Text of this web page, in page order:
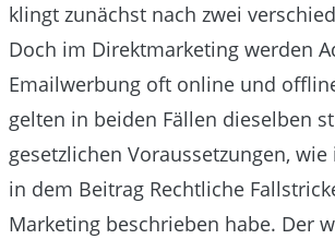
klingt zunächst nach zwei
Doch im Direktmarketing werden
Emailwerbung oft online und
gelten in beiden Fällen dieselben
gesetzlichen Voraussetzungen,
in dem Beitrag Rechtliche
Marketing beschrieben habe. Der